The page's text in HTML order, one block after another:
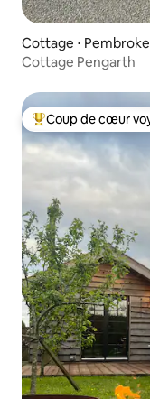
Cottage ⋅
Cottage Pengarth
Coups de cœur
Coup de cœur